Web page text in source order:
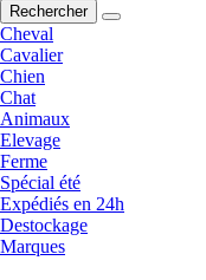
Rechercher
Cheval
Cavalier
Chien
Chat
Animaux
Elevage
Ferme
Spécial été
Expédiés en 24h
Destockage
Marques